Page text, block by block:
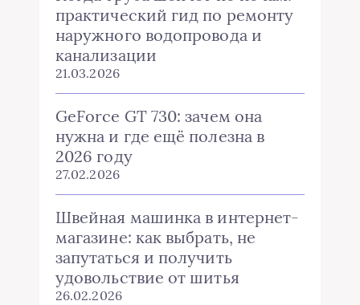
практический гид по ремонту
наружного водопровода и
канализации
21.03.2026
GeForce GT 730: зачем она
нужна и где ещё полезна в
2026 году
27.02.2026
Швейная машинка в интернет-
магазине: как выбрать, не
запутаться и получить
удовольствие от шитья
26.02.2026